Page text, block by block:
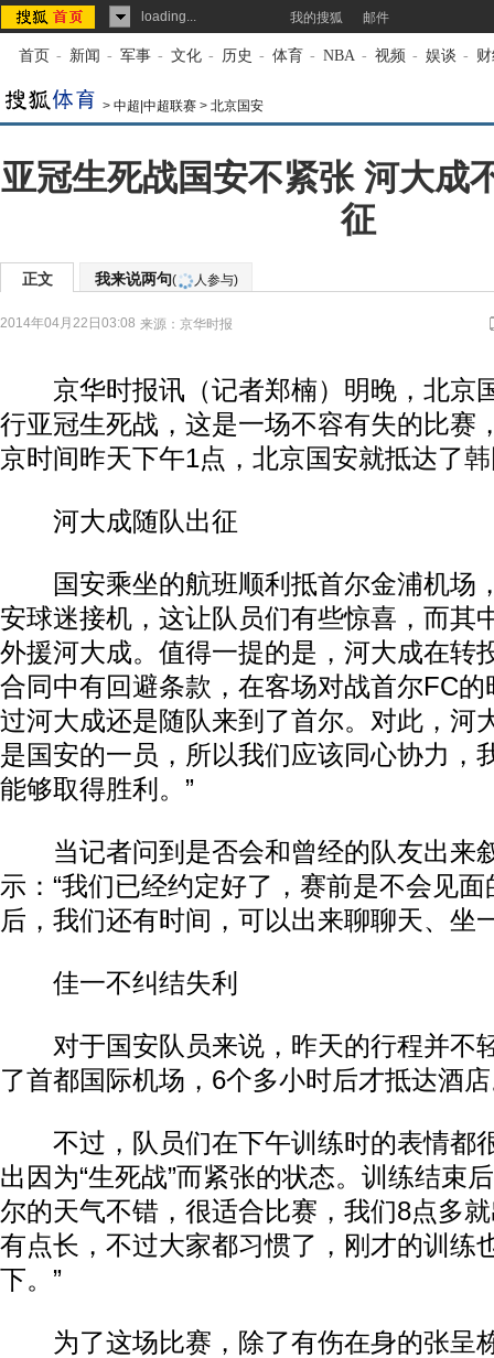
loading... 我的搜狐 邮件
首页 - 新闻 - 军事 - 文化 - 历史 - 体育 - NBA - 视频 - 娱谈 -
> 中超|中超联赛 > 北京国安
亚冠生死战国安不紧张 河大成
征
正文 我来说两句( 人参与)
2014年04月22日03:08 来源： 京华时报
京华时报讯（记者郑楠）明晚，北京
行亚冠生死战，这是一场不容有失的比赛
京时间昨天下午1点，北京国安就抵达了
河大成随队出征
国安乘坐的航班顺利抵首尔金浦机场
安球迷接机，这让队员们有些惊喜，而其
外援河大成。值得一提的是，河大成在转
合同中有回避条款，在客场对战首尔FC
过河大成还是随队来到了首尔。对此，河
是国安的一员，所以我们应该同心协力，
能够取得胜利。”
当记者问到是否会和曾经的队友出来
示：“我们已经约定好了，赛前是不会见
后，我们还有时间，可以出来聊聊天、坐
佳一不纠结失利
对于国安队员来说，昨天的行程并不
了首都国际机场，6个多小时后才抵达酒
不过，队员们在下午训练时的表情都
出因为“生死战”而紧张的状态。训练结束
尔的天气不错，很适合比赛，我们8点多
有点长，不过大家都习惯了，刚才的训练
下。”
为了这场比赛，除了有伤在身的张呈